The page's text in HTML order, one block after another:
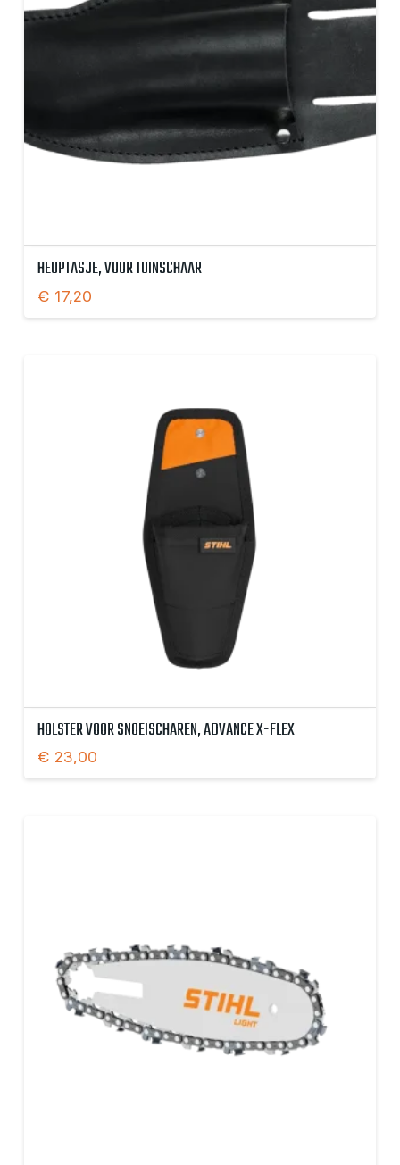
HEUPTASJE, VOOR TUINSCHAAR
€ 17,20
HOLSTER VOOR SNOEISCHAREN, ADVANCE X-FLEX
€ 23,00